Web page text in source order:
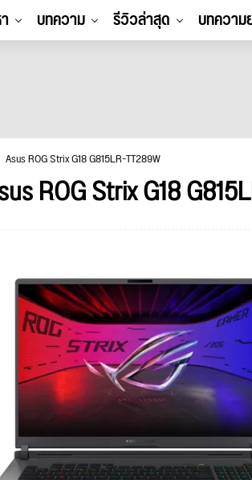
บทความ รีวิวล่าสุด บทควา
Asus ROG Strix G18 G815LR-TT289W
ROG Strix G18